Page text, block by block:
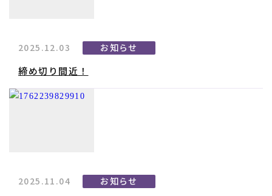
2025.12.03 お知らせ
締め切り間近！
2025.11.04 お知らせ